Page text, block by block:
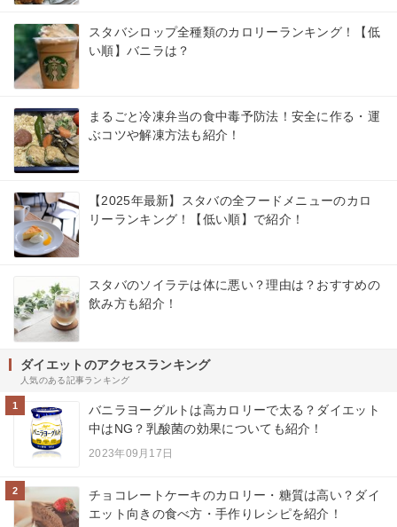
スタバシロップ全種類のカロリーランキング！【低
い順】バニラは？
まるごと冷凍弁当の食中毒予防法！安全に作る・運
ぶコツや解凍方法も紹介！
【2025年最新】スタバの全フードメニューのカロ
リーランキング！【低い順】で紹介！
スタバのソイラテは体に悪い？理由は？おすすめの
飲み方も紹介！
ダイエットのアクセスランキング
人気のある記事ランキング
1
バニラヨーグルトは高カロリーで太る？ダイエット
中はNG？乳酸菌の効果についても紹介！
2023年09月17日
2
チョコレートケーキのカロリー・糖質は高い？ダイ
エット向きの食べ方・手作りレシピを紹介！